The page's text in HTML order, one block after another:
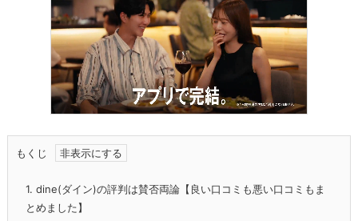
もくじ
1. dine(ダイン)の評判は賛否両論【良い口コミも悪い口コミもま
とめました】